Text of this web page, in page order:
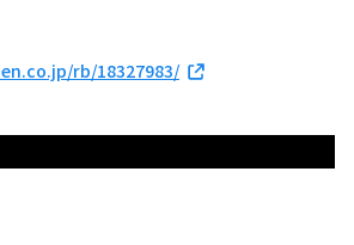
rb/18327983/